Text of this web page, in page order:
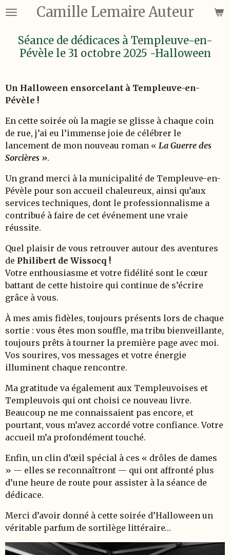
Passer
contenu
principal
Camille Lemaire Auteur
Séance de dédicaces à Templeuve-en-
Pévèle le 31 octobre 2025 -Halloween
Un Halloween ensorcelant à Templeuve-en-
Pévèle !
En cette soirée où la magie se glisse à chaque coin
de rue, j’ai eu l’immense joie de célébrer le
lancement de mon nouveau roman « La Guerre des
Sorcières ».
Un grand merci à la municipalité de Templeuve-en-
Pévèle pour son accueil chaleureux, ainsi qu’aux
services techniques, dont le professionnalisme a
contribué à faire de cet événement une vraie
réussite.
Quel plaisir de vous retrouver autour des aventures
de Philibert de Wissocq !
Votre enthousiasme et votre fidélité sont le cœur
battant de cette histoire qui continue de s’écrire
grâce à vous.
À mes amis fidèles, toujours présents lors de chaque
sortie : vous êtes mon souffle, ma tribu bienveillante,
toujours prêts à tourner la première page avec moi.
Vos sourires, vos messages et votre énergie
illuminent chaque rencontre.
Ma gratitude va également aux Templeuvoises et
Templeuvois qui ont choisi ce nouveau livre.
Beaucoup ne me connaissaient pas encore, et
pourtant, vous m’avez accordé votre confiance. Votre
accueil m’a profondément touché.
Enfin, un clin d’œil spécial à ces « drôles de dames
» — elles se reconnaîtront — qui ont affronté plus
d’une heure de route pour assister à la séance de
dédicace.
Merci d’avoir donné à cette soirée d’Halloween un
véritable parfum de sortilège littéraire…